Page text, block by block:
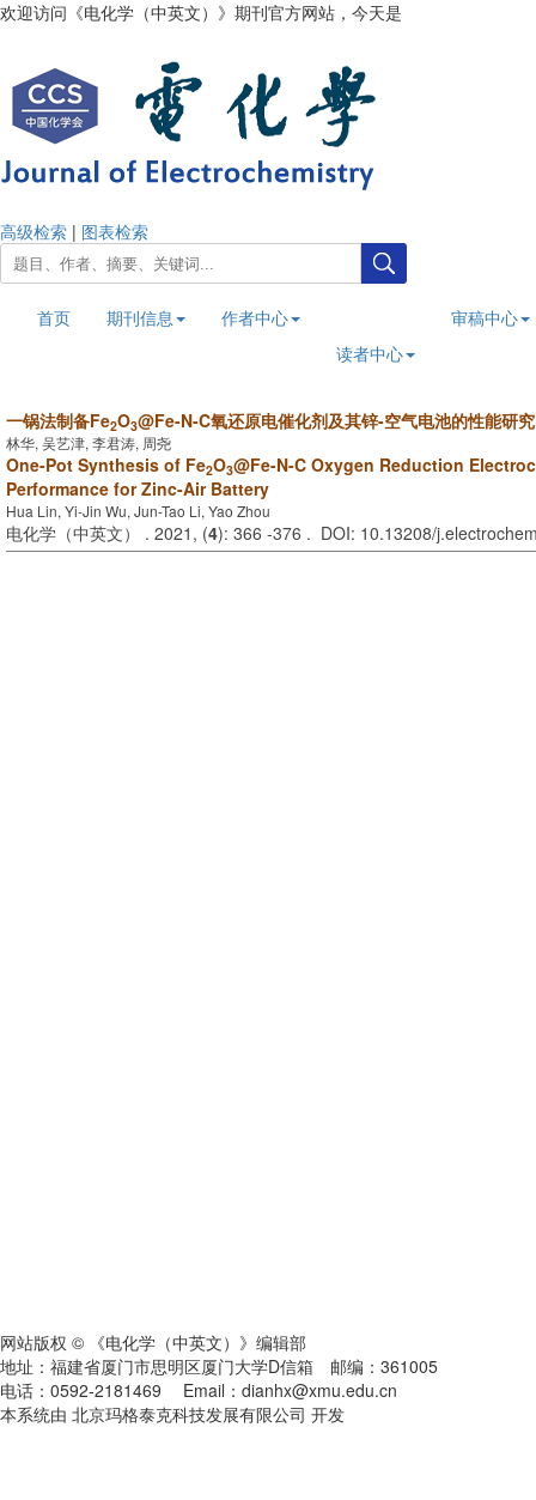
欢迎访问《电化学（中英文）》期刊官方网站，今天是
高级检索 | 图表检索
首页 期刊信息
作者中心
读者中心
审稿中心
一锅法制备Fe2O3@Fe-N-C氧还原电催化剂及其锌-空气电池的性能研究
林华, 吴艺津, 李君涛, 周尧
One-Pot Synthesis of Fe2O3@Fe-N-C Oxygen Reduction
Performance for Zinc-Air Battery
Hua Lin, Yi-Jin Wu, Jun-Tao Li, Yao Zhou
电化学（中英文） . 2021, (4): 366 -376 . DOI: 10.13208/
网站版权 © 《电化学（中英文）》编辑部
地址：福建省厦门市思明区厦门大学D信箱 邮编：361005
电话：0592-2181469 Email：dianhx@xmu.edu.cn
本系统由 北京玛格泰克科技发展有限公司 开发